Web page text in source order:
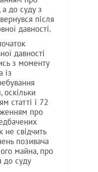
а до суду з
після
давності.
давності
з моменту
із
оскільки
статті і 72
про
не свідчить
позивача
майна, про
до суду